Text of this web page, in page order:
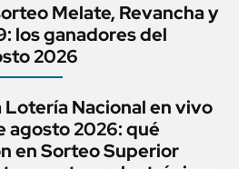
Melate, Revancha y
los ganadores del
2026
Lotería Nacional en vivo
agosto 2026: qué
en Sorteo Superior